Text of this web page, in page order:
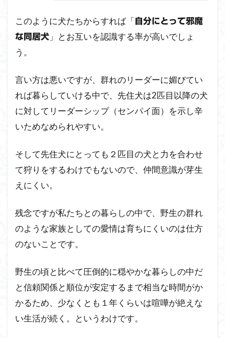
このように犬たちからすれば「自分にとって邪魔
な同居犬 」とお互いを認識する率が高いでしょ
う。
言い方は悪いですが、群れのリーダーに媚びてい
れば暮らしていける中で、先住犬は2匹目以降の犬
に対してリーダーシップ（センパイ面）を示し辛
いためなめられやすい。
そして先住犬にとっても２匹目の犬と力を合わせ
て狩りをするわけでもないので、仲間意識が芽生
えにくい。
残念ですが私たちとの暮らしの中で、野生の群れ
のような家族としての愛情は育ちにくいのは仕方
のないことです。
野生の頃と比べて圧倒的に穏やかな暮らしの中だ
と信頼関係と順位が安定するまで相当な時間がか
かるため、少なくとも１年くらいは喧嘩が絶えな
い生活が続く。というわけです。